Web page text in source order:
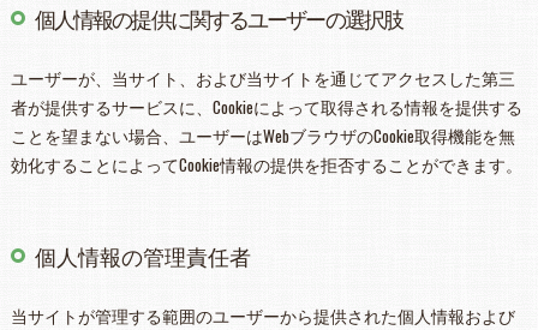
個人情報の提供に関するユーザーの選択肢
ユーザーが、当サイト、および当サイトを通じてアクセスした第三
者が提供するサービスに、Cookieによって取得される情報を提供する
ことを望まない場合、ユーザーはWebブラウザのCookie取得機能を無
効化することによってCookie情報の提供を拒否することができます。
個人情報の管理責任者
当サイトが管理する範囲のユーザーから提供された個人情報および